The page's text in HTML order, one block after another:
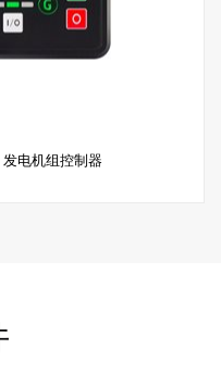
电机组控制器